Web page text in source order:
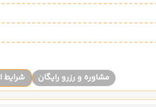
مشاوره و رزرو رایگان
شرایط